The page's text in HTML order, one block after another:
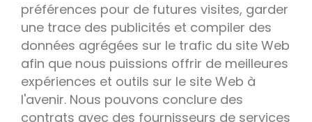
préférences pour de futures visites, garder
une trace des publicités et compiler des
données agrégées sur le trafic du site Web
afin que nous puissions offrir de meilleures
expériences et outils sur le site Web à
l'avenir. Nous pouvons conclure des
contrats avec des fournisseurs de services